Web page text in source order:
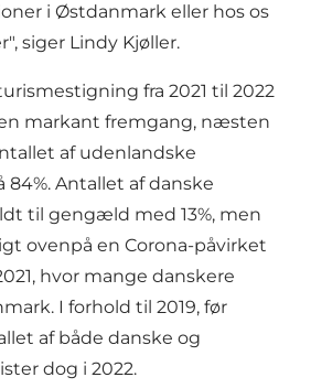
i Østdanmark eller hos os
siger Lindy Kjøller.
fra 2021 til 2022
markant fremgang, næsten
af udenlandske
Antallet af danske
til gengæld med 13%, men
ovenpå en Corona-påvirket
hvor mange danskere
I forhold til 2019, før
af både danske og
dog i 2022.